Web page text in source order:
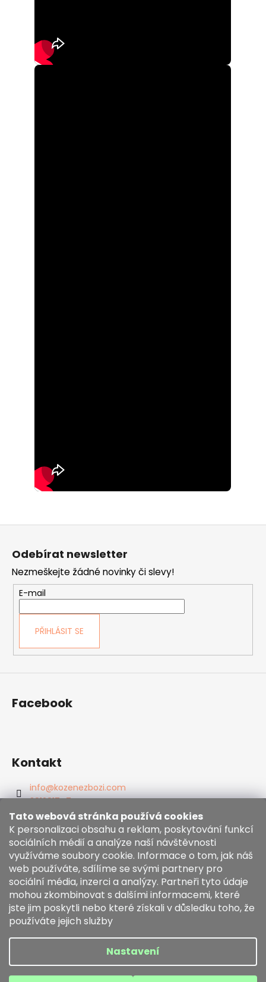
Tato webová stránka používá cookies
K personalizaci obsahu a reklam, poskytování funkcí
sociálních médií a analýze naší návštěvnosti
využíváme soubory cookie. Informace o tom, jak náš
web používáte, sdílíme se svými partnery pro
sociální média, inzerci a analýzy. Partneři tyto údaje
mohou zkombinovat s dalšími informacemi, které
jste jim poskytli nebo které získali v důsledku toho, že
používáte jejich služby
Nastavení
Odebírat newsletter
Nezmeškejte žádné novinky či slevy!
E-mail
PŘIHLÁSIT SE
Facebook
Kontakt
info@kozenezbozi.com
381281747
603225633
https://www.facebook.com/kozenezbozi/
Informace pro vás
Obchodní podmínky
Zásady používání souborů cookies
Moje objednávka
Copyright 2026kozenezbozi.com. Všechna práva